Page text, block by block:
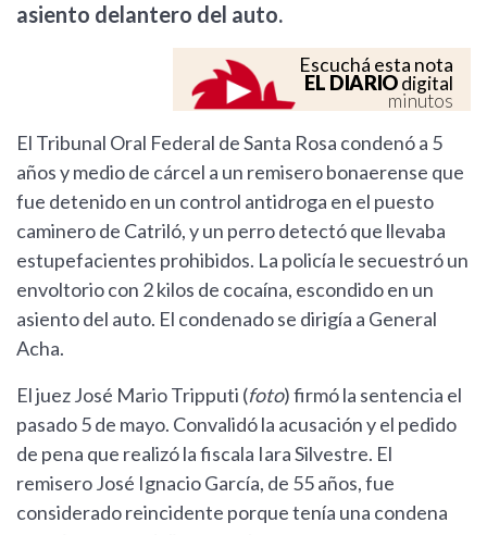
asiento delantero del auto.
Escuchá esta nota
EL DIARIOdigital
minutos
El Tribunal Oral Federal de Santa Rosa condenó a 5
años y medio de cárcel a un remisero bonaerense que
fue detenido en un control antidroga en el puesto
caminero de Catriló, y un perro detectó que llevaba
estupefacientes prohibidos. La policía le secuestró un
envoltorio con 2 kilos de cocaína, escondido en un
asiento del auto. El condenado se dirigía a General
Acha.
El juez José Mario Tripputi (foto) firmó la sentencia el
pasado 5 de mayo. Convalidó la acusación y el pedido
de pena que realizó la fiscala Iara Silvestre. El
remisero José Ignacio García, de 55 años, fue
considerado reincidente porque tenía una condena